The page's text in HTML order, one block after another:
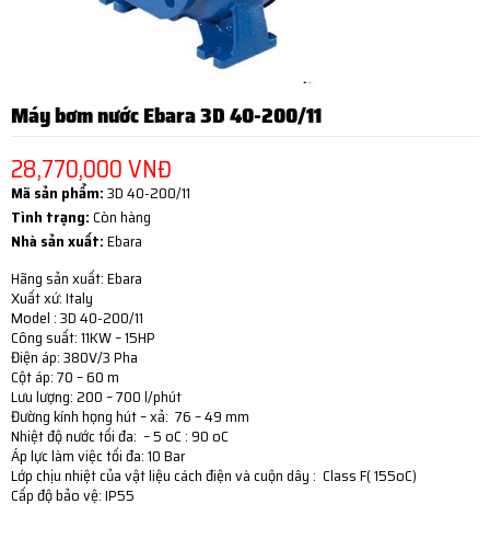
Máy bơm nước Ebara 3D 40-200/11
28,770,000 VNĐ
Mã sản phẩm:3D 40-200/11
Tình trạng:Còn hàng
Nhà sản xuất:Ebara
Hãng sản xuất: Ebara
Xuất xứ: Italy
Model : 3D 40-200/11
Công suất: 11KW – 15HP
Điện áp: 380V/3 Pha
Cột áp: 70 – 60 m
Lưu lượng: 200 – 700 l/phút
Đường kính họng hút – xả: 76 – 49 mm
Nhiệt độ nước tối đa: – 5 oC : 90 oC
Áp lực làm việc tối đa: 10 Bar
Lớp chịu nhiệt của vật liệu cách điện và cuộn dây : Class F( 155oC)
Cấp độ bảo vệ: IP55